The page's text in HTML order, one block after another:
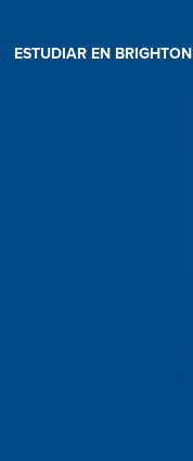
ESTUDIAR EN BRIGHTON